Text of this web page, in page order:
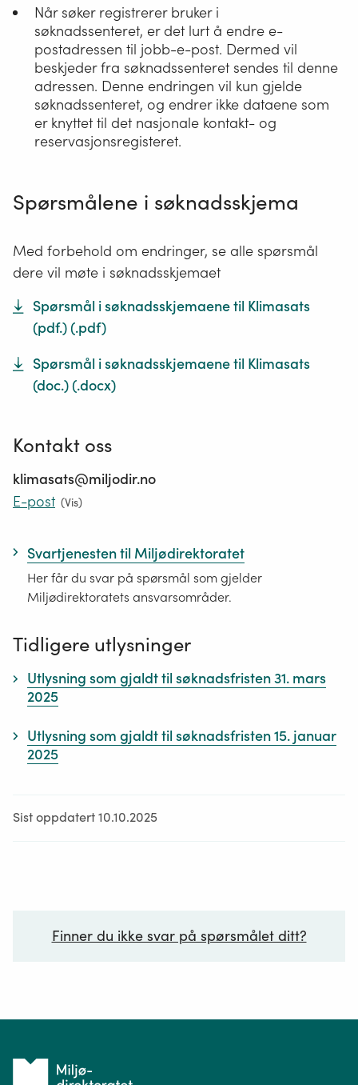
Når søker registrerer bruker i
søknadssenteret, er det lurt å endre e-
postadressen til jobb-e-post. Dermed vil
beskjeder fra søknadssenteret sendes til denne
adressen. Denne endringen vil kun gjelde
søknadssenteret, og endrer ikke dataene som
er knyttet til det nasjonale kontakt- og
reservasjonsregisteret.
Spørsmålene i søknadsskjema
Med forbehold om endringer, se alle spørsmål
dere vil møte i søknadsskjemaet
Spørsmål i søknadsskjemaene til Klimasats
(pdf.) (.pdf)
Spørsmål i søknadsskjemaene til Klimasats
(doc.) (.docx)
Kontakt oss
klimasats@miljodir.no
E-post (Vis)
Svartjenesten til Miljødirektoratet
Her får du svar på spørsmål som gjelder
Miljødirektoratets ansvarsområder.
Tidligere utlysninger
Utlysning som gjaldt til søknadsfristen 31. mars
2025
Utlysning som gjaldt til søknadsfristen 15. januar
2025
Sist oppdatert 10.10.2025
Finner du ikke svar på spørsmålet ditt?
Tilbake